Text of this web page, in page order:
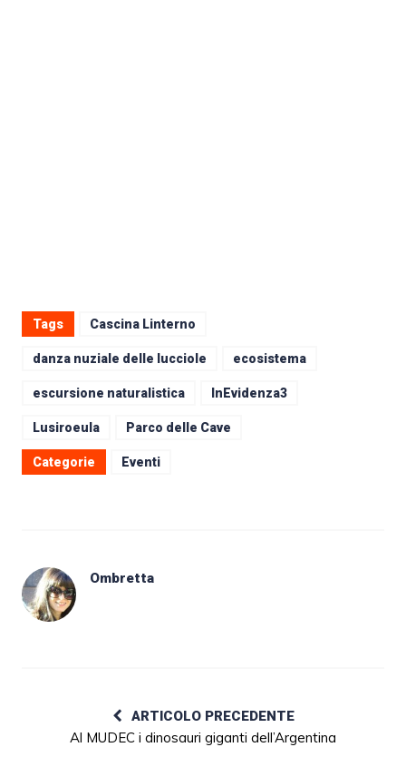
Tags Cascina Linterno
danza nuziale delle lucciole ecosistema
escursione naturalistica InEvidenza3
Lusiroeula Parco delle Cave
Categorie Eventi
Ombretta
ARTICOLO PRECEDENTE
Al MUDEC i dinosauri giganti dell’Argentina